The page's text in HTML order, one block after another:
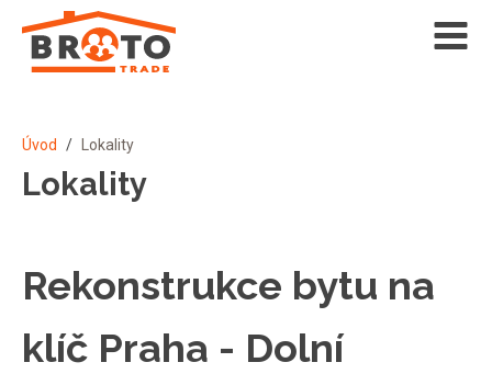
Úvod / Lokality
Lokality
Rekonstrukce bytu na
klíč Praha - Dolní